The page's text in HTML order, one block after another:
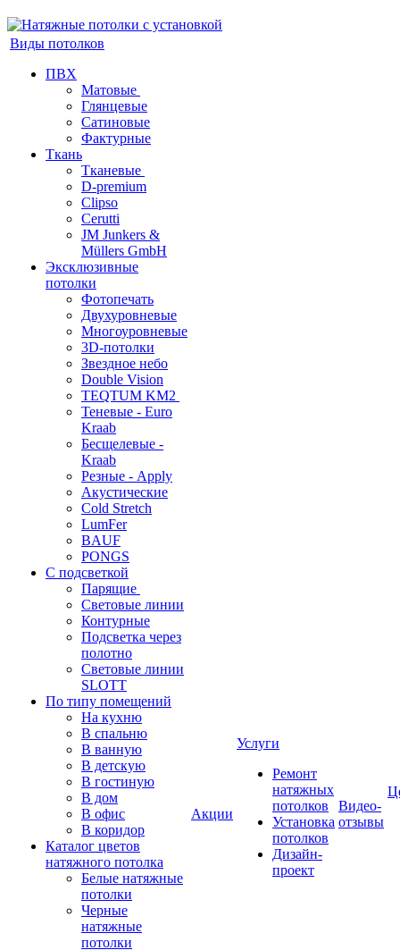
Виды потолков
ПВХ
Матовые
Глянцевые
Сатиновые
Фактурные
Ткань
Тканевые
D-premium
Clipso
Cerutti
JM Junkers &
Müllers GmbH
Эксклюзивные
потолки
Фотопечать
Двухуровневые
Многоуровневые
3D-потолки
Звездное небо
Double Vision
TEQTUM KM2
Теневые - Euro
Kraab
Бесщелевые -
Kraab
Резные - Apply
Акустические
Cold Stretch
LumFer
BAUF
PONGS
С подсветкой
Парящие
Световые линии
Контурные
Подсветка через
полотно
Световые линии
SLOTT
По типу помещений
На кухню
В спальню
В ванную
В детскую
В гостиную
В дом
В офис
В коридор
Каталог цветов
натяжного потолка
Белые натяжные
потолки
Черные
натяжные
потолки
Акции
Услуги
Ремонт
натяжных
потолков
Установка
потолков
Дизайн-
проект
Видео-
отзывы